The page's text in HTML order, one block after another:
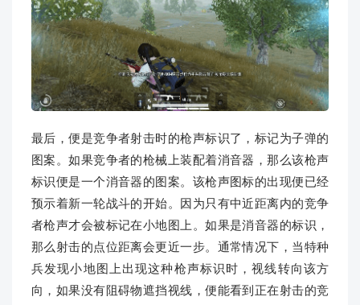
最后，便是竞争者射击时的枪声标识了，标记为子弹的
图案。如果竞争者的枪械上装配着消音器，那么该枪声
标识便是一个消音器的图案。该枪声图标的出现便已经
预示着新一轮战斗的开始。因为只有中近距离内的竞争
者枪声才会被标记在小地图上。如果是消音器的标识，
那么射击的点位距离会更近一步。通常情况下，当特种
兵发现小地图上出现这种枪声标识时，视线转向该方
向，如果没有阻碍物遮挡视线，便能看到正在射击的竞